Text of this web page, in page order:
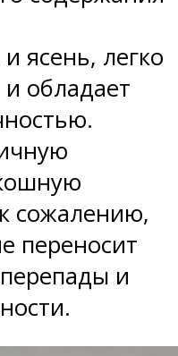
ясень, легко
обладает
сожалению,
переносит
и